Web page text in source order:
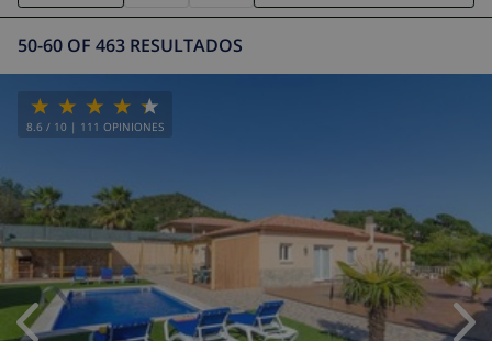
50-60 OF 463 RESULTADOS
8.6 / 10 | 111 OPINIONES